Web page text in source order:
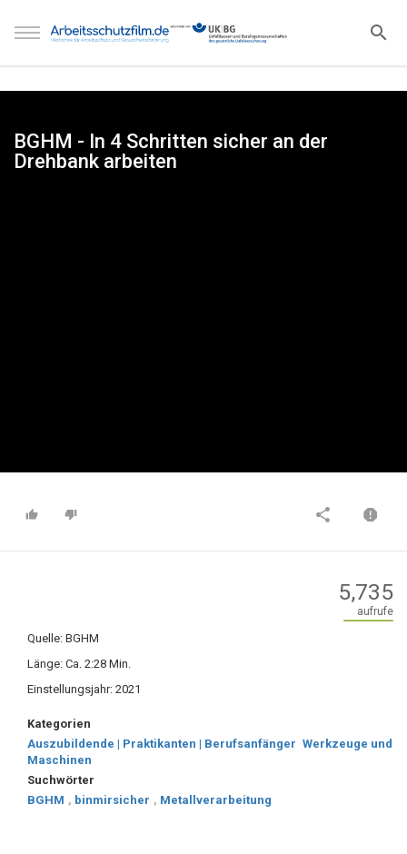
BGHM - In 4 Schritten sicher an der
Drehbank arbeiten
5,735
aufrufe
Quelle: BGHM
Länge: Ca. 2:28 Min.
Einstellungsjahr: 2021
Kategorien
Auszubildende | Praktikanten | Berufsanfänger Werkzeuge und
Maschinen
Suchwörter
BGHM , binmirsicher , Metallverarbeitung